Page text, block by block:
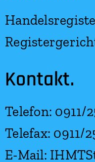
Kontakt.
Telefon: 0911/
Telefax: 0911/
E-Mail: